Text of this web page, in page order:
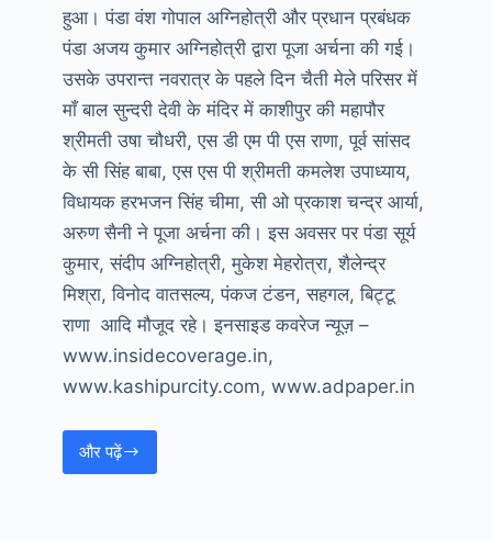
हुआ। पंडा वंश गोपाल अग्निहोत्री और प्रधान प्रबंधक
पंडा अजय कुमार अग्निहोत्री द्वारा पूजा अर्चना की गई।
उसके उपरान्त नवरात्र के पहले दिन चैती मेले परिसर में
माँ बाल सुन्दरी देवी के मंदिर में काशीपुर की महापौर
श्रीमती उषा चौधरी, एस डी एम पी एस राणा, पूर्व सांसद
के सी सिंह बाबा, एस एस पी श्रीमती कमलेश उपाध्याय,
विधायक हरभजन सिंह चीमा, सी ओ प्रकाश चन्द्र आर्या,
अरुण सैनी ने पूजा अर्चना की। इस अवसर पर पंडा सूर्य
कुमार, संदीप अग्निहोत्री, मुकेश मेहरोत्रा, शैलेन्द्र
मिश्रा, विनोद वातसल्य, पंकज टंडन, सहगल, बिट्टू
राणा आदि मौजूद रहे। इनसाइड कवरेज न्यूज़ –
www.insidecoverage.in,
www.kashipurcity.com, www.adpaper.in
और पढ़ें
चैती